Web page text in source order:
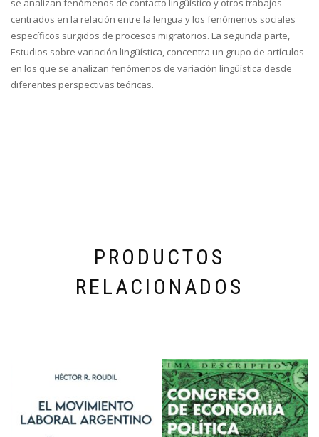
se analizan fenómenos de contacto lingüístico y otros trabajos
centrados en la relación entre la lengua y los fenómenos sociales
específicos surgidos de procesos migratorios. La segunda parte,
Estudios sobre variación lingüística, concentra un grupo de artículos
en los que se analizan fenómenos de variación lingüística desde
diferentes perspectivas teóricas.
PRODUCTOS
RELACIONADOS